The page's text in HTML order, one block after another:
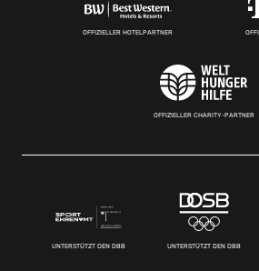
OFFIZIELLER HOTELPARTNER
OFFIZIELLER CHARITY-PARTNER
UNTERSTÜTZT DEN DBB UNTERSTÜTZT DEN DBB